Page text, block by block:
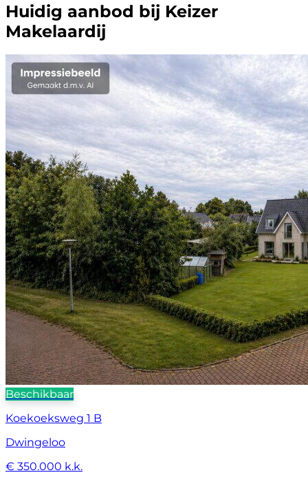
Huidig aanbod bij Keizer
Makelaardij
Beschikbaar
Koekoeksweg 1 B
Dwingeloo
€ 350.000 k.k.